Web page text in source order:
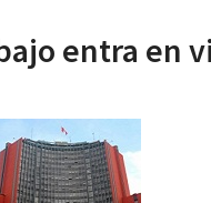
entra en